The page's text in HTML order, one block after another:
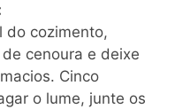
do cozimento,
cenoura e deixe
Cinco
o lume, junte os